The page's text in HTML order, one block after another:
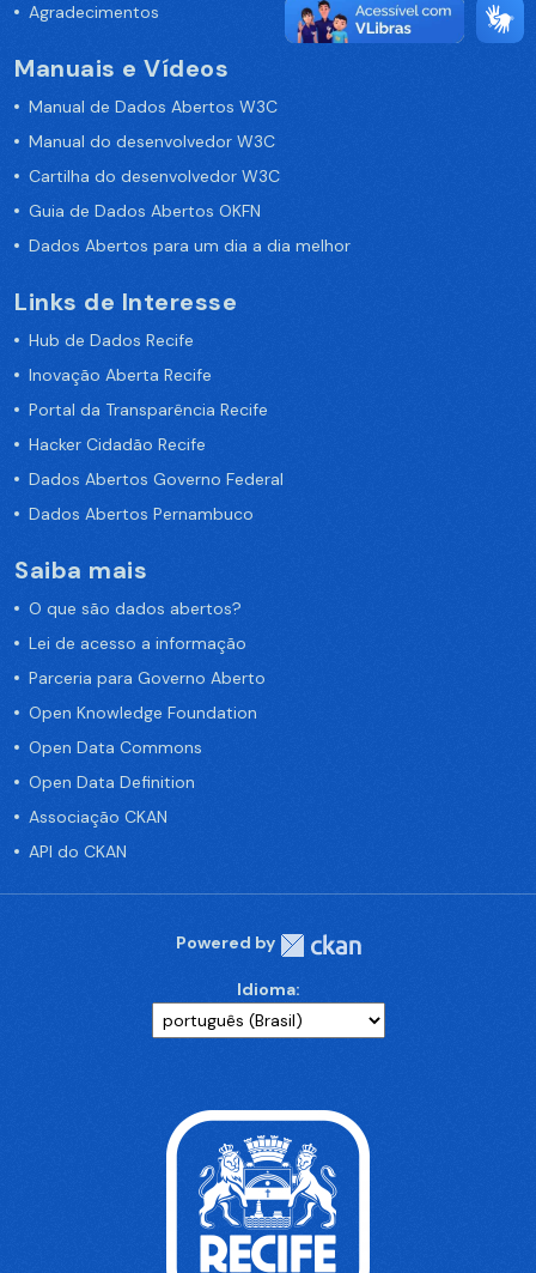
Agradecimentos
Manuais e Vídeos
Manual de Dados Abertos W3C
Manual do desenvolvedor W3C
Cartilha do desenvolvedor W3C
Guia de Dados Abertos OKFN
Dados Abertos para um dia a dia melhor
Links de Interesse
Hub de Dados Recife
Inovação Aberta Recife
Portal da Transparência Recife
Hacker Cidadão Recife
Dados Abertos Governo Federal
Dados Abertos Pernambuco
Saiba mais
O que são dados abertos?
Lei de acesso a informação
Parceria para Governo Aberto
Open Knowledge Foundation
Open Data Commons
Open Data Definition
Associação CKAN
API do CKAN
Powered by
Idioma